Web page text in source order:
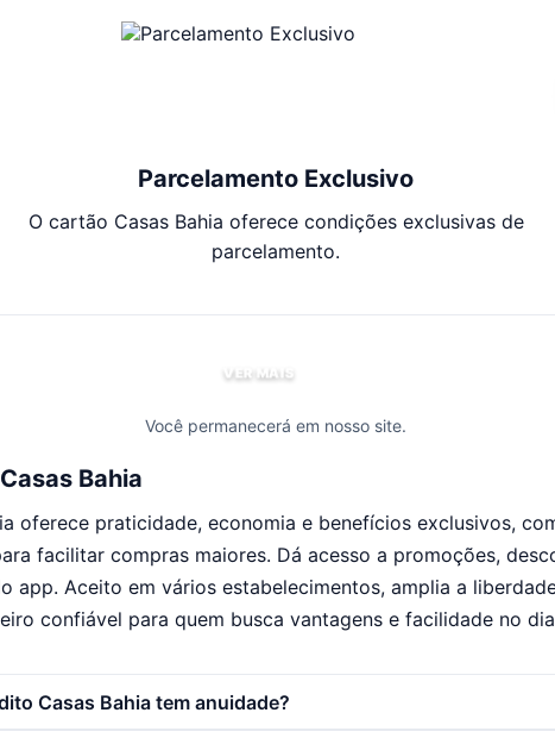
Parcelamento Exclusivo
O cartão Casas Bahia oferece condições exclusivas de
parcelamento.
VER MAIS
Você permanecerá em nosso site.
Bahia
oferece praticidade, economia e benefícios exclusivos,
facilitar compras maiores. Dá acesso a promoções,
app. Aceito em vários estabelecimentos, amplia a
confiável para quem busca vantagens e facilidade no
Casas Bahia tem anuidade?